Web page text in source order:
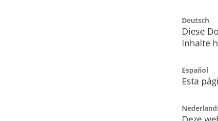
Deutsch
Diese
Inhalte
Español
Esta